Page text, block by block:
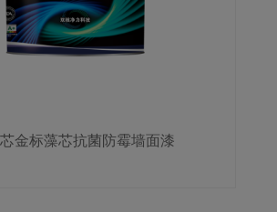
金标藻芯抗菌防霉墙面漆